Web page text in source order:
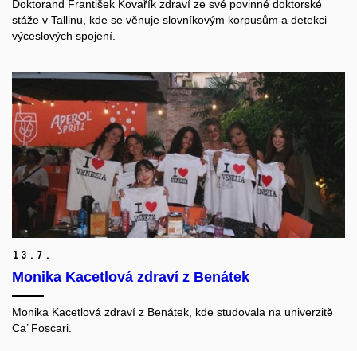
Doktorand František Kovařík zdraví ze své povinné doktorské
stáže v Tallinu, kde se věnuje slovníkovým korpusům a detekci
výceslových spojení.
13. 7.
Monika Kacetlová zdraví z Benátek
Monika Kacetlová zdraví z Benátek, kde studovala na univerzitě
Ca’ Foscari.